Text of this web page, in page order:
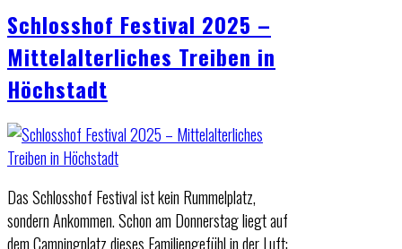
Schlosshof Festival 2025 –
Mittelalterliches Treiben in
Höchstadt
Das Schlosshof Festival ist kein Rummelplatz,
sondern Ankommen. Schon am Donnerstag liegt auf
dem Campingplatz dieses Familiengefühl in der Luft: